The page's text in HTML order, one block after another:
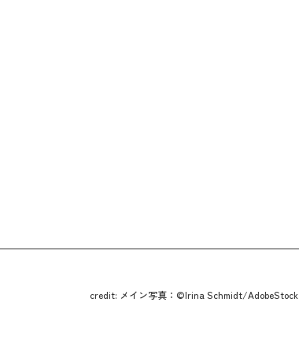
credit: メイン写真：©Irina Schmidt/AdobeStock